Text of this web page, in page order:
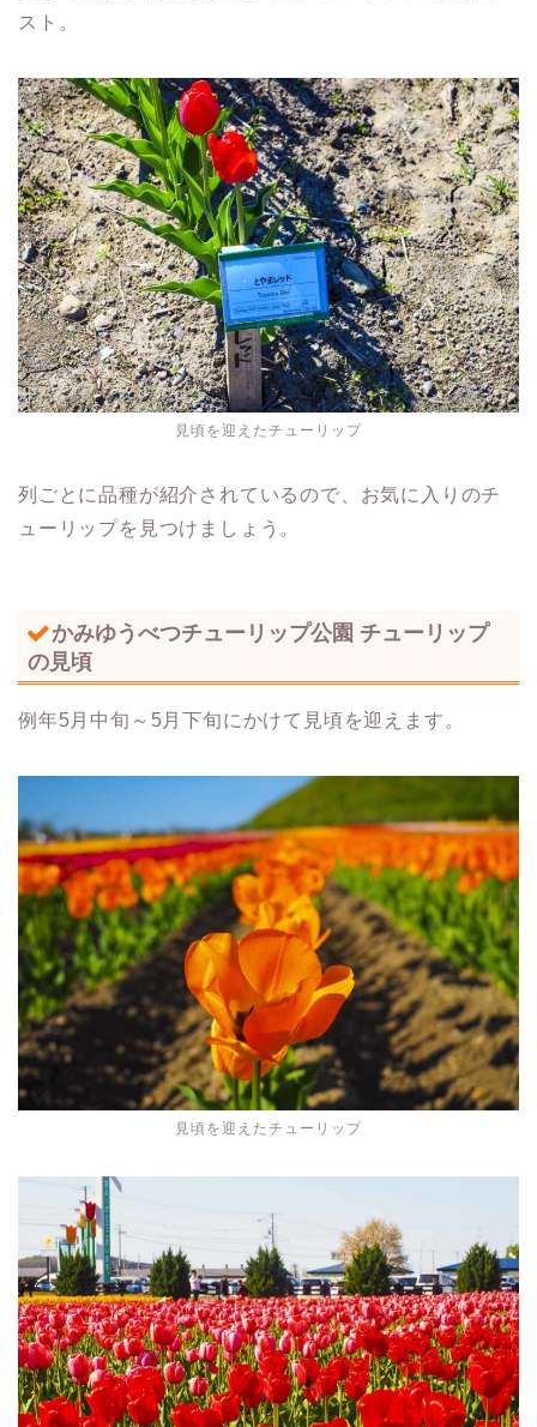
スト。
見頃を迎えたチューリップ
列ごとに品種が紹介されているので、お気に入りのチ
ューリップを見つけましょう。
かみゆうべつチューリップ公園 チューリップ
の見頃
例年5月中旬～5月下旬にかけて見頃を迎えます。
見頃を迎えたチューリップ